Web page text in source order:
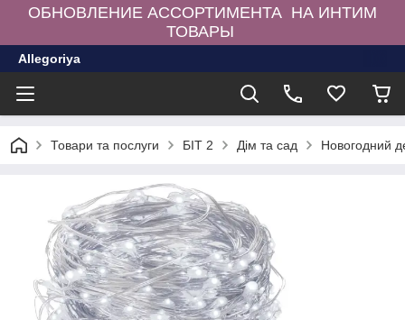
ОБНОВЛЕНИЕ АССОРТИМЕНТА НА ИНТИМ
ТОВАРЫ
Allegoriya
Товари та послуги БІТ 2 Дім та сад Новогодний